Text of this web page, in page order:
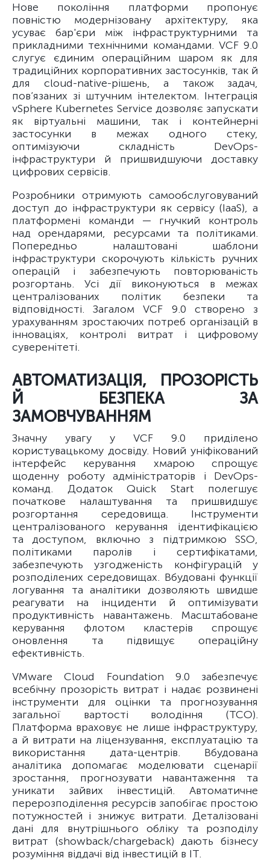
Нове покоління платформи пропонує
повністю модернізовану архітектуру, яка
усуває бар'єри між інфраструктурними та
прикладними технічними командами. VCF 9.0
слугує єдиним операційним шаром як для
традиційних корпоративних застосунків, так й
для cloud-native-рішень, а також задач,
пов’язаних зі штучним інтелектом. Інтеграція
vSphere Kubernetes Service дозволяє запускати
як віртуальні машини, так і контейнерні
застосунки в межах одного стеку,
оптимізуючи складність DevOps-
інфраструктури й пришвидшуючи доставку
цифрових сервісів.
Розробники отримують самообслуговуваний
доступ до інфраструктури як сервісу (IaaS), а
платформені команди — гнучкий контроль
над орендарями, ресурсами та політиками.
Попередньо налаштовані шаблони
інфраструктури скорочують кількість ручних
операцій і забезпечують повторюваність
розгортань. Усі дії виконуються в межах
централізованих політик безпеки та
відповідності. Загалом VCF 9.0 створено з
урахуванням зростаючих потреб організацій в
інноваціях, контролі витрат і цифровому
суверенітеті.
АВТОМАТИЗАЦІЯ, ПРОЗОРІСТЬ
Й БЕЗПЕКА ЗА
ЗАМОВЧУВАННЯМ
Значну увагу у VCF 9.0 приділено
користувацькому досвіду. Новий уніфікований
інтерфейс керування хмарою спрощує
щоденну роботу адміністраторів і DevOps-
команд. Додаток Quick Start полегшує
початкове налаштування та пришвидшує
розгортання середовища. Інструменти
централізованого керування ідентифікацією
та доступом, включно з підтримкою SSO,
політиками паролів і сертифікатами,
забезпечують узгодженість конфігурацій у
розподілених середовищах. Вбудовані функції
логування та аналітики дозволяють швидше
реагувати на інциденти й оптимізувати
продуктивність навантажень. Масштабоване
керування флотом кластерів спрощує
оновлення та підвищує операційну
ефективність.
VMware Cloud Foundation 9.0 забезпечує
всебічну прозорість витрат і надає розвинені
інструменти для оцінки та прогнозування
загальної вартості володіння (TCO).
Платформа враховує не лише інфраструктуру,
а й витрати на ліцензування, експлуатацію та
використання дата-центрів. Вбудована
аналітика допомагає моделювати сценарії
зростання, прогнозувати навантаження та
уникати зайвих інвестицій. Автоматичне
перерозподілення ресурсів запобігає простою
потужностей і знижує витрати. Деталізовані
дані для внутрішнього обліку та розподілу
витрат (showback/chargeback) дають бізнесу
розуміння віддачі від інвестицій в ІТ.